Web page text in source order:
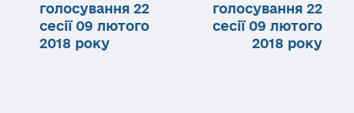
голосування 22
сесії 09 лютого
2018 року
голосування 22
сесії 09 лютого
2018 року